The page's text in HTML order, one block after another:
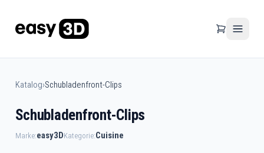
Katalog›Schubladenfront-Clips
Schubladenfront-Clips
Marke:easy3DKategorie:Cuisine